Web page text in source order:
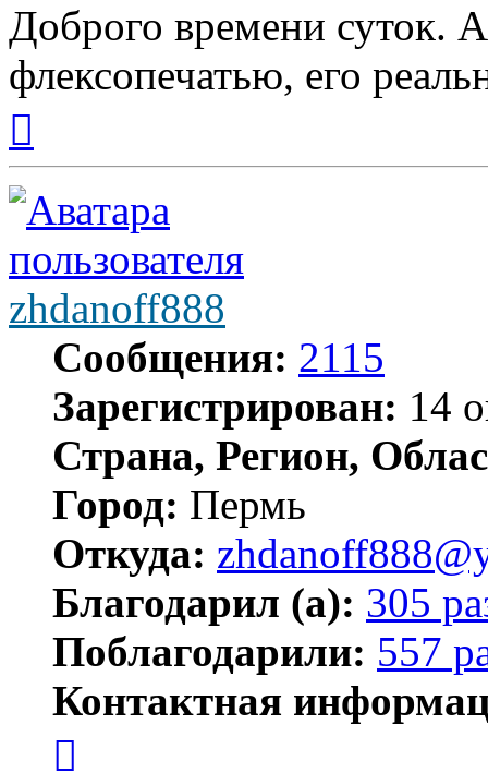
Доброго времени суток.
флексопечатью, его
началу
zhdanoff888
Сообщения: 2115
Зарегистрирован: 14
Страна, Регион,
Город: Пермь
Откуда:
Благодарил (а): 305
Поблагодарили: 557
Контактная